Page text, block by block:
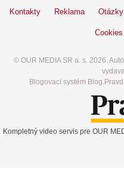
Kontakty Reklama
Cookies
© OUR MEDIA SR a. s. 2026.
Blogovací systém
Kompletný video servis pre OUR